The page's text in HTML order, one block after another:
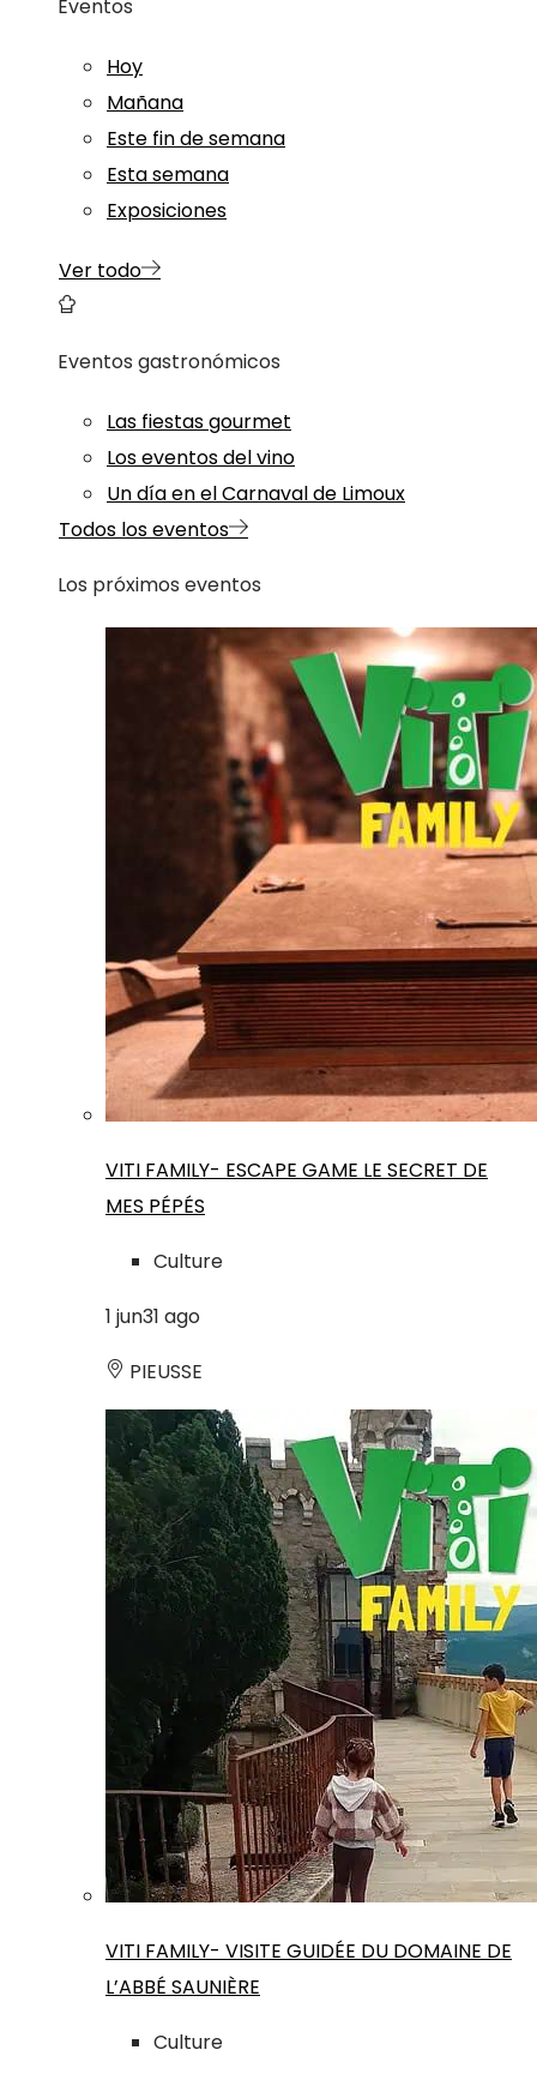
Eventos
Hoy
Mañana
Este fin de semana
Esta semana
Exposiciones
Ver todo
Eventos gastronómicos
Las fiestas gourmet
Los eventos del vino
Un día en el Carnaval de Limoux
Todos los eventos
Los próximos eventos
VITI FAMILY- ESCAPE GAME LE SECRET DE
MES PÉPÉS
Culture
1 jun31 ago
PIEUSSE
VITI FAMILY- VISITE GUIDÉE DU DOMAINE DE
L’ABBÉ SAUNIÈRE
Culture